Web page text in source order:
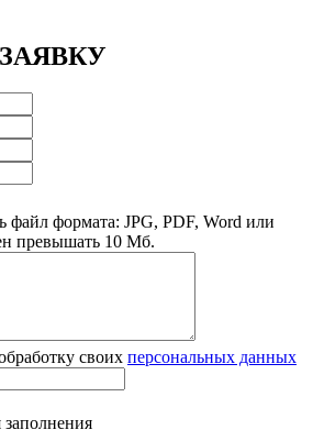
формата: JPG, PDF, Word или
превышать 10 Мб.
своих персональных данных
заполнения